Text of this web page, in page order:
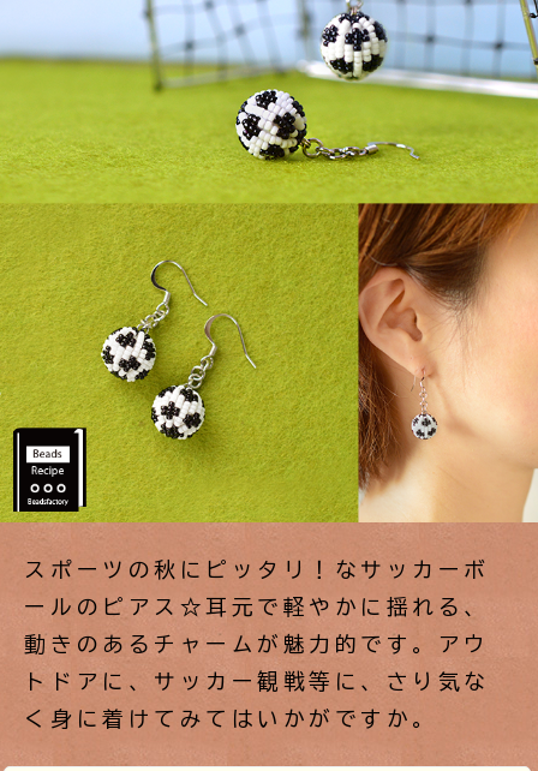
スポーツの秋にピッタリ！なサッカーボ
ールのピアス☆耳元で軽やかに揺れる、
動きのあるチャームが魅力的です。アウ
トドアに、サッカー観戦等に、さり気な
く身に着けてみてはいかがですか。